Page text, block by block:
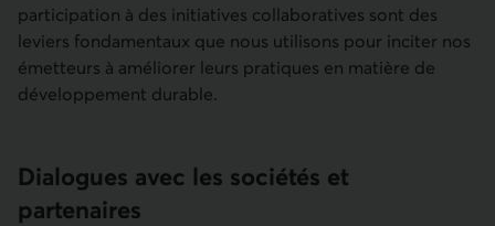
participation à des initiatives collaboratives sont des
leviers fondamentaux que nous utilisons pour inciter nos
émetteurs à améliorer leurs pratiques en matière de
développement durable.
Dialogues avec les sociétés et
partenaires